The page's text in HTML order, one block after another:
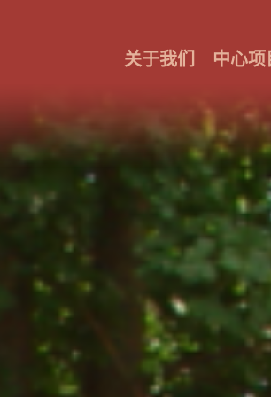
关于我们 中心项